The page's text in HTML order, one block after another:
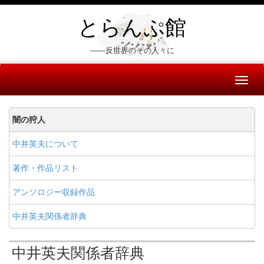
とらんぷ館
――反世界のその人々に
闇の狩人
中井英夫について
著作・作品リスト
アンソロジー収録作品
中井英夫関係者辞典
中井英夫関係者辞典